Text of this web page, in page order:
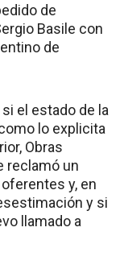
de
Basile con
de
el estado de la
lo explicita
Obras
reclamó un
y, en
y si
llamado a